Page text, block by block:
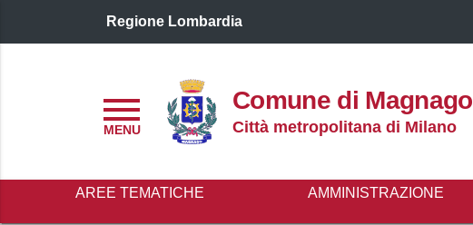
Regione Lombardia
Comune di Magnago
Città metropolitana di Milano
AREE TEMATICHE AMMINISTRAZIONE